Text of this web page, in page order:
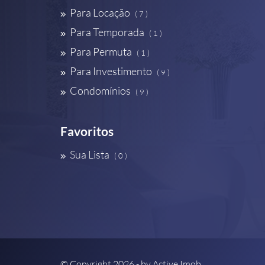
Para Locação ( 7 )
Para Temporada ( 1 )
Para Permuta ( 1 )
Para Investimento ( 9 )
Condomínios ( 9 )
Favoritos
Sua Lista ( 0 )